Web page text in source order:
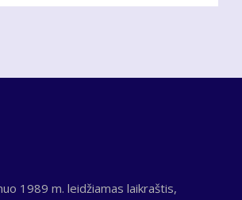
1989 m. leidžiamas laikraštis,